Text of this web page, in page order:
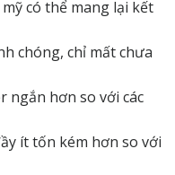
có thể mang lại kết
chóng, chỉ mất chưa
ngắn hơn so với các
ít tốn kém hơn so với